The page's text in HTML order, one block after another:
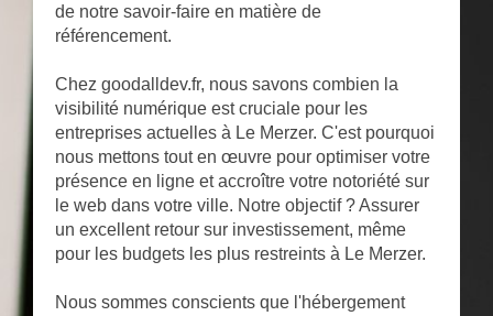
de notre savoir-faire en matière de
référencement.
Chez goodalldev.fr, nous savons combien la
visibilité numérique est cruciale pour les
entreprises actuelles à Le Merzer. C'est pourquoi
nous mettons tout en œuvre pour optimiser votre
présence en ligne et accroître votre notoriété sur
le web dans votre ville. Notre objectif ? Assurer
un excellent retour sur investissement, même
pour les budgets les plus restreints à Le Merzer.
Nous sommes conscients que l'hébergement